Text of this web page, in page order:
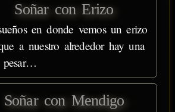
Soñar con Erizo
en donde vemos un erizo
a nuestro alrededor hay una
pesar…
Soñar con Mendigo